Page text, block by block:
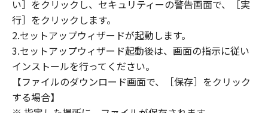
OR SUPPORT FOR THE SOFTWARE
HEREUNDER.
7. DISCLAIMER OF WARRANTIES AND
LIABILITY
[NO WARRANTY] THE SOFTWARE IS
PROVIDED "AS IS" WITHOUT WARRANTY OF
い］をクリックし、セキュリティーの警告画面で、［実
行］をクリックします。
2.セットアップウィザードが起動します。
3.セットアップウィザード起動後は、画面の指示に従い
インストールを行ってください。
【ファイルのダウンロード画面で、［保存］をクリック
する場合】